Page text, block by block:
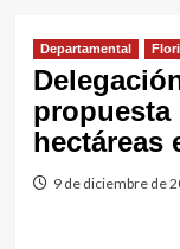
Departamental
propuesta
hectáreas
9 de diciembre de